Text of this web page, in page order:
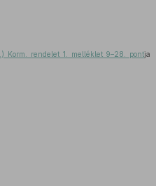
Korm. rendelet 1. melléklet 9–28. pontja